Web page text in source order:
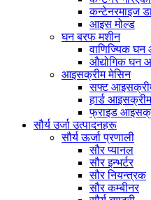
कन्टेनरमाइज
आइस मोल्ड
घन बरफ मशीन
वाणिज्यिक
औद्योगिक घन
आइसक्रीम मेसिन
सफ्ट
हार्ड
फ्राइड
सौर्य उर्जा उत्पादनहरू
सौर्य ऊर्जा प्रणाली
सौर प्यानल
सौर इन्भर्टर
सौर नियन्त्रक
सौर कम्बीनर